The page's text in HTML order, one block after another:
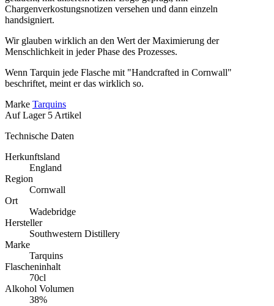
Chargenverkostungsnotizen versehen und dann einzeln
handsigniert.
Wir glauben wirklich an den Wert der Maximierung der
Menschlichkeit in jeder Phase des Prozesses.
Wenn Tarquin jede Flasche mit "Handcrafted in Cornwall"
beschriftet, meint er das wirklich so.
Marke Tarquins
Auf Lager 5 Artikel
Technische Daten
Herkunftsland
England
Region
Cornwall
Ort
Wadebridge
Hersteller
Southwestern Distillery
Marke
Tarquins
Flascheninhalt
70cl
Alkohol Volumen
38%